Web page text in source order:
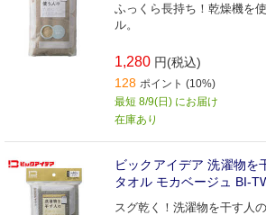
ふっくら長持ち！乾燥機を
ル。
1,280 円(税込)
128 ポイント (10%)
最短 8/9(日) にお届け
在庫あり
ビックアイデア 洗濯物を
タオル モカベージュ BI-
スグ乾く！洗濯物を干す人